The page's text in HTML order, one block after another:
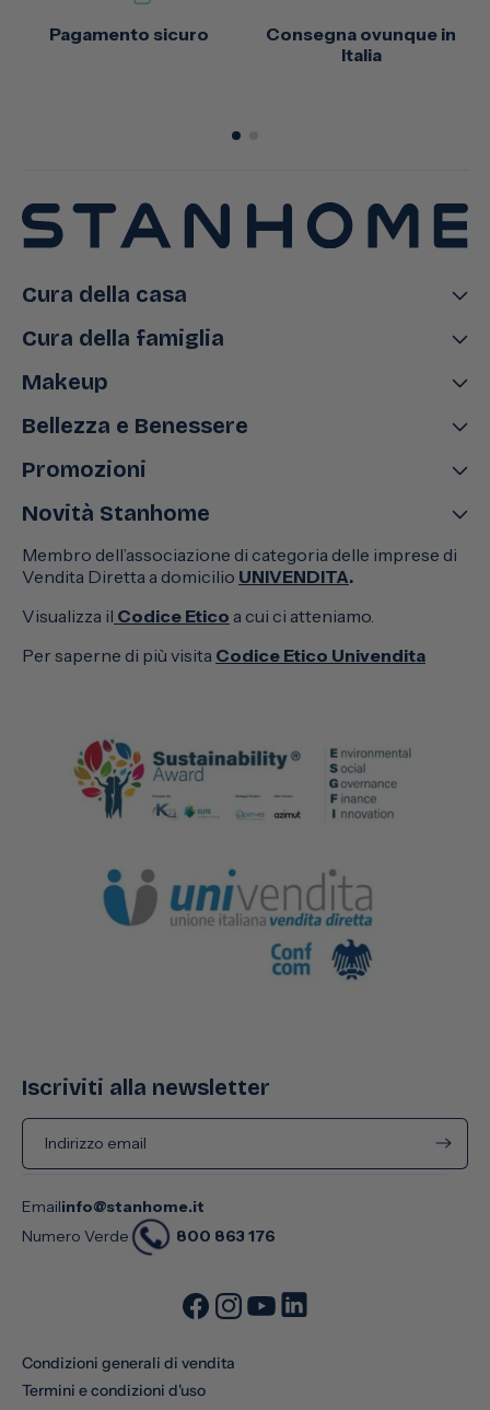
Pagamento sicuro
Consegna ovunque in
Italia
Cura della casa
Cura della famiglia
Makeup
Bellezza e Benessere
Promozioni
Novità Stanhome
Membro dell’associazione di categoria delle imprese di
Vendita Diretta a domicilio UNIVENDITA.
Visualizza il Codice Etico a cui ci atteniamo.
Per saperne di più visita Codice Etico Univendita
Iscriviti alla newsletter
Indirizzo email
Emailinfo@stanhome.it
Numero Verde
800 863 176
Condizioni generali di vendita
Termini e condizioni d'uso